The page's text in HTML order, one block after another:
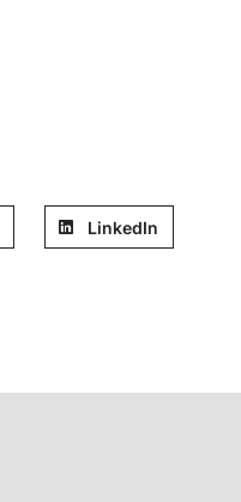
LinkedIn